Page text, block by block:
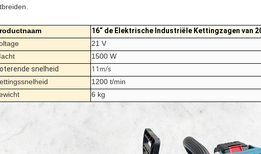
16“ de Elektrische Industriële Kettingzagen van
21 V
1500 W
snelheid
11m/s
1200 t/min
6 kg